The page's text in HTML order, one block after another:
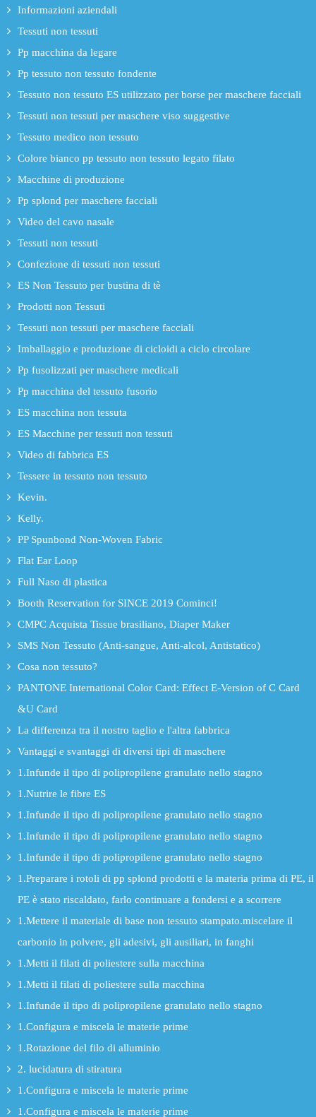
Informazioni aziendali
Tessuti non tessuti
Pp macchina da legare
Pp tessuto non tessuto fondente
Tessuto non tessuto ES utilizzato per borse per maschere facciali
Tessuti non tessuti per maschere viso suggestive
Tessuto medico non tessuto
Colore bianco pp tessuto non tessuto legato filato
Macchine di produzione
Pp splond per maschere facciali
Video del cavo nasale
Tessuti non tessuti
Confezione di tessuti non tessuti
ES Non Tessuto per bustina di tè
Prodotti non Tessuti
Tessuti non tessuti per maschere facciali
Imballaggio e produzione di cicloidi a ciclo circolare
Pp fusolizzati per maschere medicali
Pp macchina del tessuto fusorio
ES macchina non tessuta
ES Macchine per tessuti non tessuti
Video di fabbrica ES
Tessere in tessuto non tessuto
Kevin.
Kelly.
PP Spunbond Non-Woven Fabric
Flat Ear Loop
Full Naso di plastica
Booth Reservation for SINCE 2019 Cominci!
CMPC Acquista Tissue brasiliano, Diaper Maker
SMS Non Tessuto (Anti-sangue, Anti-alcol, Antistatico)
Cosa non tessuto?
PANTONE International Color Card: Effect E-Version of C Card
&U Card
La differenza tra il nostro taglio e l'altra fabbrica
Vantaggi e svantaggi di diversi tipi di maschere
1.Infunde il tipo di polipropilene granulato nello stagno
1.Nutrire le fibre ES
1.Infunde il tipo di polipropilene granulato nello stagno
1.Infunde il tipo di polipropilene granulato nello stagno
1.Infunde il tipo di polipropilene granulato nello stagno
1.Preparare i rotoli di pp splond prodotti e la materia prima di PE, il
PE è stato riscaldato, farlo continuare a fondersi e a scorrere
1.Mettere il materiale di base non tessuto stampato.miscelare il
carbonio in polvere, gli adesivi, gli ausiliari, in fanghi
1.Metti il filati di poliestere sulla macchina
1.Metti il filati di poliestere sulla macchina
1.Infunde il tipo di polipropilene granulato nello stagno
1.Configura e miscela le materie prime
1.Rotazione del filo di alluminio
2. lucidatura di stiratura
1.Configura e miscela le materie prime
1.Configura e miscela le materie prime